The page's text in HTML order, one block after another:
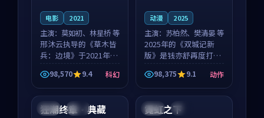
电影 2021
主演： 莫如初、林星桥 等
邢沐云执导的《草木皆
兵：边境》于2021年面
世，泰国的城市气质与
校园青春的人物心境共
同构筑了影片基调。莫
如初、林星桥用细腻的
表演撑起整部科幻电
98,570 9.4 科幻
动漫 2025
主演： 苏柏然、樊清晏 等
2025年的《双城记新
版》是钱亦舒再度打磨
的动作佳作。中国大陆
的取景与沙漠探险的氛
围相互成就，苏柏然与
樊清晏的对手戏自然克
制，让整部影片在悬念
98,375 9.1 动作
中国 独播
狂潮终章·典藏 韩国 院线
霓虹之下